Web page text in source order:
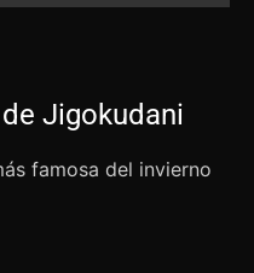
Jigokudani
famosa del invierno